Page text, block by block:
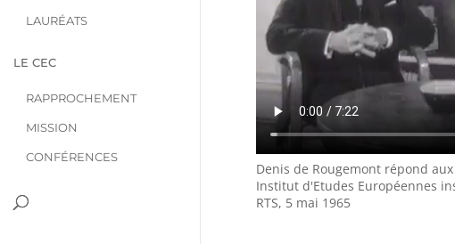
LAURÉATS
LE CEC
RAPPROCHEMENT
MISSION
CONFÉRENCES
Denis de Rougemont répond
Institut d'Etudes Européennes
RTS, 5 mai 1965